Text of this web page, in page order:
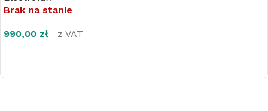
Brak na stanie
990,00 zł z VAT